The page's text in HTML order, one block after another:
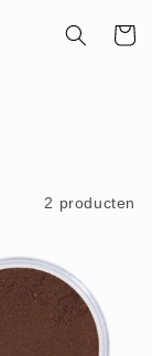
2 producten